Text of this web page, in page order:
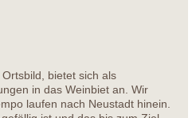
bietet sich als
in das Weinbiet an. Wir
laufen nach Neustadt hinein.